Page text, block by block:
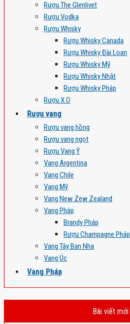
Rượu The Glenlivet
Rượu Vodka
Rượu Whisky
Rượu Whisky Canada
Rượu Whisky Đài Loan
Rượu Whisky Mỹ
Rượu Whisky Nhật
Rượu Whisky Pháp
Rượu X.O
Rượu vang
Rượu vang hồng
Rượu vang ngọt
Rượu Vang Ý
Vang Argentina
Vang Chile
Vang Mỹ
Vang New Zew Zealand
Vang Pháp
Brandy Pháp
Rượu Champagne Pháp
Vang Tây Ban Nha
Vang Úc
Vang Pháp
Bài viết mới